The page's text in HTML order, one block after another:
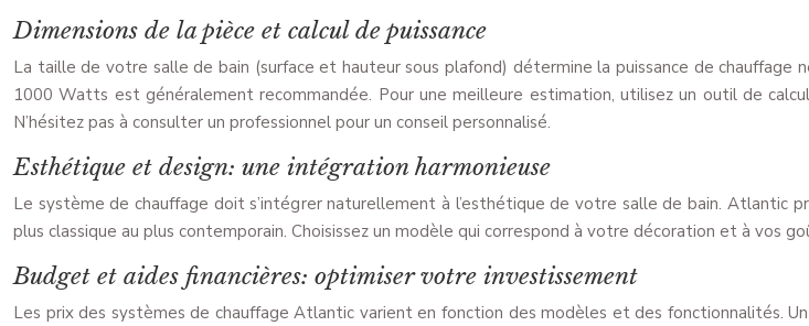
Dimensions de la pièce et calcul de puissance
La taille de votre salle de bain (surface et hauteur sous plafond) détermine la puissance de chauffage
1000 Watts est généralement recommandée. Pour une meilleure estimation, utilisez un outil de
N’hésitez pas à consulter un professionnel pour un conseil personnalisé.
Esthétique et design: une intégration harmonieuse
Le système de chauffage doit s’intégrer naturellement à l’esthétique de votre salle de bain. Atlantic
plus classique au plus contemporain. Choisissez un modèle qui correspond à votre décoration et à vos
Budget et aides financières: optimiser votre investissement
Les prix des systèmes de chauffage Atlantic varient en fonction des modèles et des fonctionnalités.